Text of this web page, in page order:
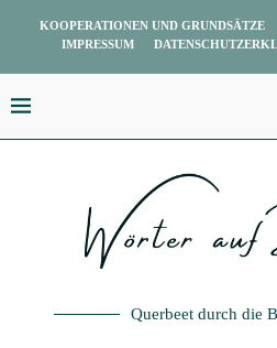
KOOPERATIONEN UND GRUNDSÄTZE
IMPRESSUM
Querbeet durch die